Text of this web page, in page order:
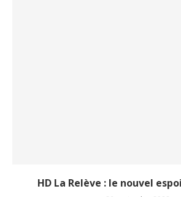
HD La Relève : le nouvel